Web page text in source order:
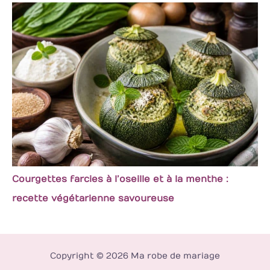
Courgettes farcies à l’oseille et à la menthe :
recette végétarienne savoureuse
Copyright © 2026 Ma robe de mariage